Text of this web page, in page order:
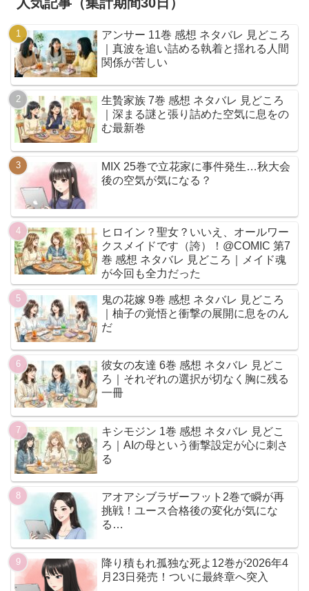
アンサー 11巻 感想 ネタバレ 見どころ
｜真波を追い詰める執着と揺れる人間
関係が苦しい
生贄家族 7巻 感想 ネタバレ 見どころ
｜深まる謎と張り詰めた空気に息をの
む最新巻
MIX 25巻で立花家に事件発生…秋大会
後の空気が気になる？
ヒロイン？聖女？いいえ、オールワー
クスメイドです（誇）！@COMIC 第7
巻 感想 ネタバレ 見どころ｜メイド魂
が今回も全力だった
鬼の花嫁 9巻 感想 ネタバレ 見どころ
｜柚子の覚悟と衝撃の展開に息をのん
だ
彼女の友達 6巻 感想 ネタバレ 見どこ
ろ｜それぞれの選択が切なく胸に残る
一冊
キシモジン 1巻 感想 ネタバレ 見どこ
ろ｜AIの母という衝撃設定が心に刺さ
る
アオアシブラザーフット2巻で瞬が再
挑戦！ユース合格後の変化が気にな
る…
降り積もれ孤独な死よ12巻が2026年4
月23日発売！ついに最終章へ突入